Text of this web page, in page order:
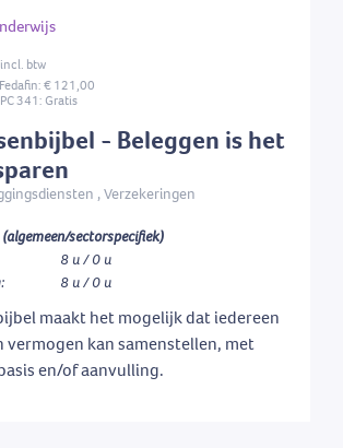
- Beleggen is het
, Verzekeringen
sectorspecifiek)
8 u / 0 u
8 u / 0 u
maakt het mogelijk dat iedereen
vermogen kan samenstellen, met
en/of aanvulling.
incl. btw
€ 121,00
341: Gratis